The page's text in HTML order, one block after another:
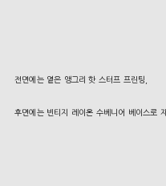
전면에는 옅은 앵그리 핫 스터프 프린팅,
후면에는 빈티지 레이온 수베니어 베이스로